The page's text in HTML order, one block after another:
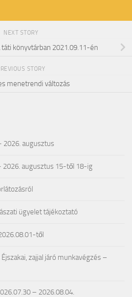
NEXT STORY
táti könyvtárban 2021.09.11-én
STORY
menetrendi változás
2026. augusztus
2026. augusztus 15-től 18-ig
ügyelet tájékoztató
től
zajjal járó munkavégzés –
– 2026.08.04.